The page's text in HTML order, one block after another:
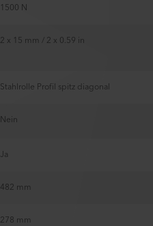
1500 N
2 x 15 mm / 2 x 0.59 in
Stahlrolle Profil spitz diagonal
Nein
Ja
482 mm
278 mm